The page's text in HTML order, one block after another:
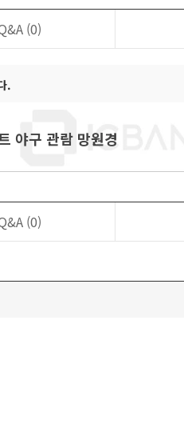
(0)
.
야구 관람 망원경
(0)